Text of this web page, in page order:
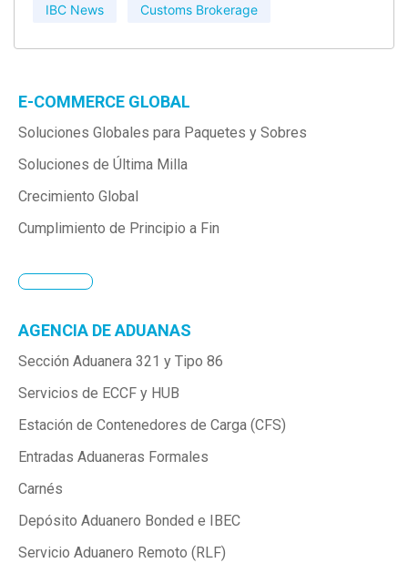
IBC News Customs Brokerage
E-COMMERCE GLOBAL
Soluciones Globales para Paquetes y Sobres
Soluciones de Última Milla
Crecimiento Global
Cumplimiento de Principio a Fin
AGENCIA DE ADUANAS
Sección Aduanera 321 y Tipo 86
Servicios de ECCF y HUB
Estación de Contenedores de Carga (CFS)
Entradas Aduaneras Formales
Carnés
Depósito Aduanero Bonded e IBEC
Servicio Aduanero Remoto (RLF)